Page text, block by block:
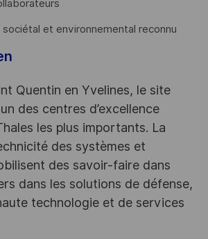
et environnemental reconnu
Quentin en Yvelines, le site
des centres d’excellence
les plus importants. La
des systèmes et
des savoir-faire dans
dans les solutions de défense,
technologie et de services